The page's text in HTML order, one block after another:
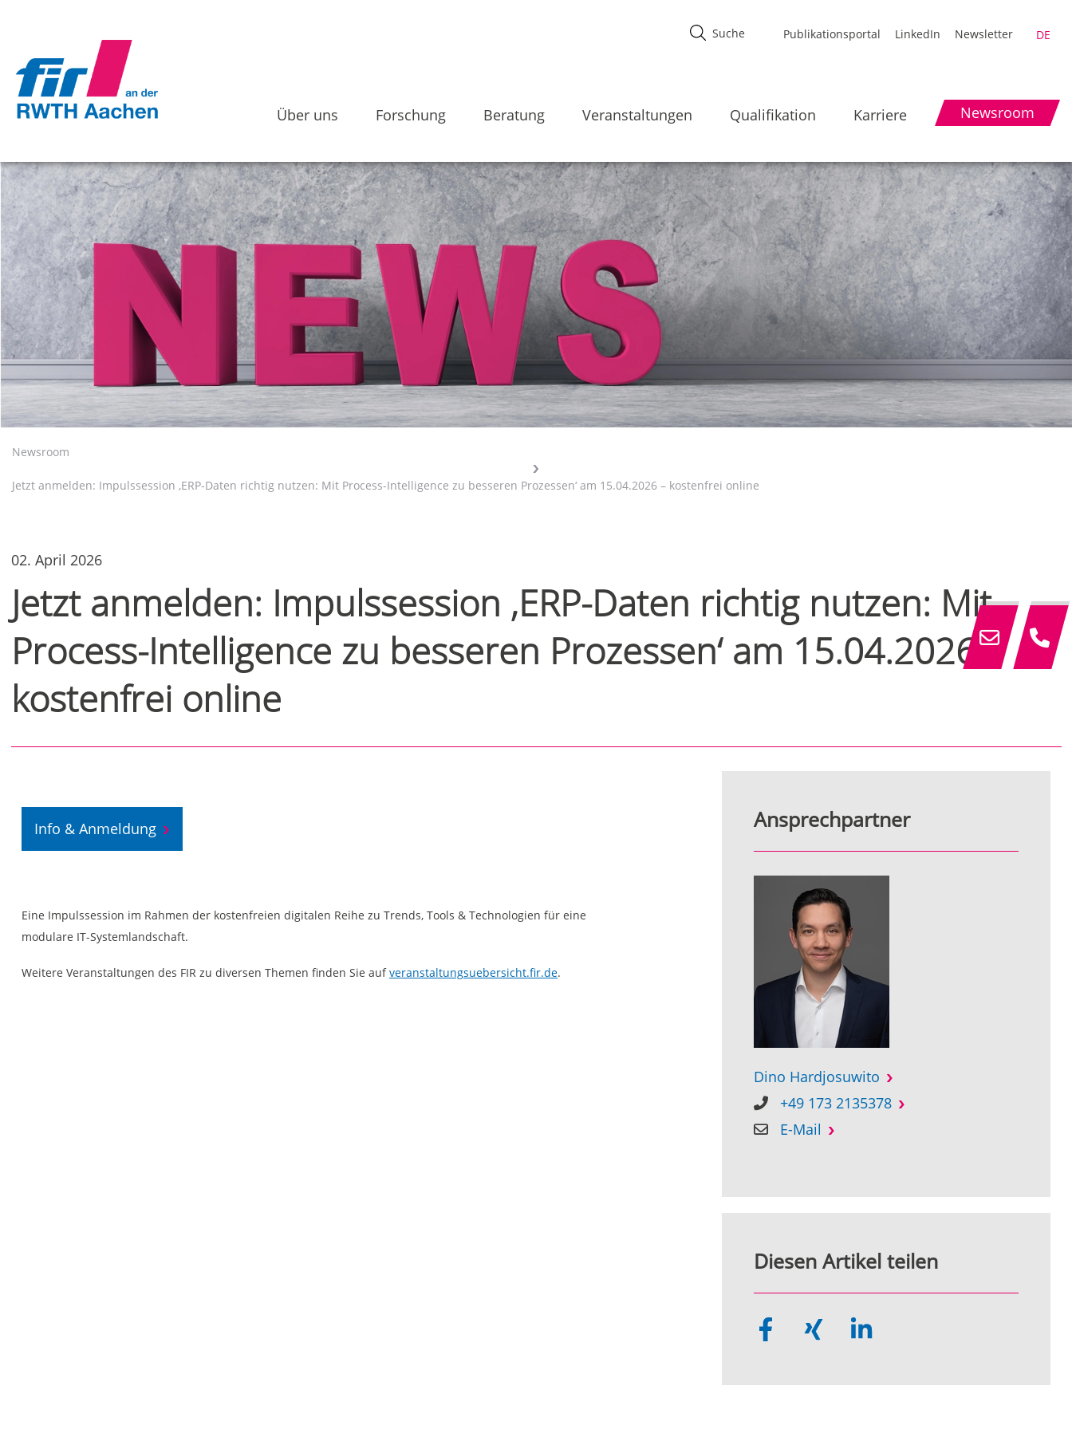
Publikationsportal LinkedIn Newsletter DE
Über uns Forschung Beratung Veranstaltungen Qualifikation Karriere Newsroom
Newsroom
Jetzt anmelden: Impulssession ‚ERP-Daten richtig nutzen: Mit Process-Intelligence zu besseren Prozessen‘ am 15.04.2026 – kostenfrei online
02. April 2026
Jetzt anmelden: Impulssession ‚ERP-Daten richtig nutzen: Mit
Process-Intelligence zu besseren Prozessen‘ am 15.04.2026 –
kostenfrei online
Info & Anmeldung
Eine Impulssession im Rahmen der kostenfreien digitalen Reihe zu Trends, Tools & Technologien für eine
modulare IT-Systemlandschaft.
Weitere Veranstaltungen des FIR zu diversen Themen finden Sie aufveranstaltungsuebersicht.fir.de.
Ansprechpartner
Dino Hardjosuwito
+49 173 2135378
E-Mail
Diesen Artikel teilen